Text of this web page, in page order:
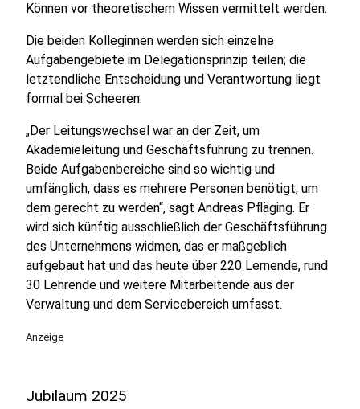
Können vor theoretischem Wissen vermittelt werden.
Die beiden Kolleginnen werden sich einzelne
Aufgabengebiete im Delegationsprinzip teilen; die
letztendliche Entscheidung und Verantwortung liegt
formal bei Scheeren.
„Der Leitungswechsel war an der Zeit, um
Akademieleitung und Geschäftsführung zu trennen.
Beide Aufgabenbereiche sind so wichtig und
umfänglich, dass es mehrere Personen benötigt, um
dem gerecht zu werden“, sagt Andreas Pfläging. Er
wird sich künftig ausschließlich der Geschäftsführung
des Unternehmens widmen, das er maßgeblich
aufgebaut hat und das heute über 220 Lernende, rund
30 Lehrende und weitere Mitarbeitende aus der
Verwaltung und dem Servicebereich umfasst.
Anzeige
Jubiläum 2025